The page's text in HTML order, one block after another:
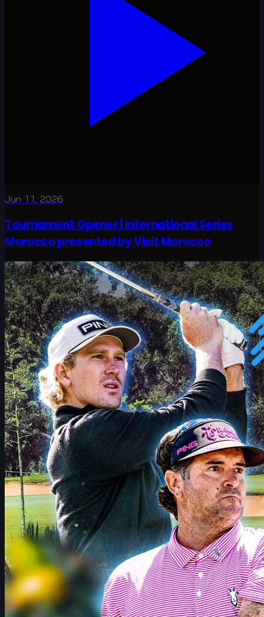
Jun 11, 2026
Tournament Opener | International Series
Morocco presented by Visit Morocco